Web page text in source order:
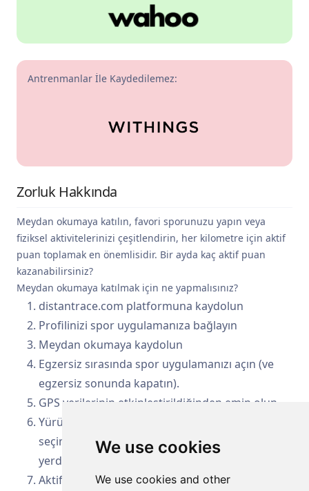
We use cookies
We use cookies and other
Antrenmanlar İle Kaydedilemez:
Zorluk Hakkında
Meydan okumaya katılın, favori sporunuzu yapın veya
fiziksel aktivitelerinizi çeşitlendirin, her kilometre için aktif
puan toplamak en önemlisidir. Bir ayda kaç aktif puan
kazanabilirsiniz?
Meydan okumaya katılmak için ne yapmalısınız?
distantrace.com platformuna kaydolun
Profilinizi spor uygulamanıza bağlayın
Meydan okumaya kaydolun
Egzersiz sırasında spor uygulamanızı açın (ve
egzersiz sonunda kapatın).
GPS verilerinin etkinleştirildiğinden emin olun
Yürüyün, koşun veya bisiklet sürün – sizin
seçiminiz – sizin için uygun bir zamanda ve
yerde
Aktif puanlar toplayın: